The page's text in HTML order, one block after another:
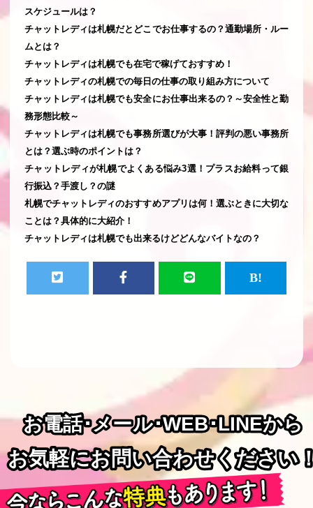
スケジュールは？
チャットレディは札幌だとどこでお仕事するの？通勤場所・ルー
ムとは？
チャットレディは札幌でも在宅で稼げておすすめ！
チャットレディの札幌での毎日の仕事の取り組み方について
チャットレディは札幌でも安全にお仕事出来るの？～安全性と勤
務形態比較～
チャットレディは札幌でも事務所選びが大事！評判の悪い事務所
とは？選ぶ時のポイントは？
チャットレディが札幌でよくある悩み3選！プラスお給料って銀
行振込？手渡し？の謎
札幌でチャットレディのおすすめアプリは何！選ぶときに大切な
ことは？具体的に大紹介！
チャットレディは札幌でも出来るけどどんなバイトなの？
お電話･メール･WEB･LINEから
お電話･メール･WEB･LINEから
お気軽にお問い合わせください
お気軽にお問い合わせください